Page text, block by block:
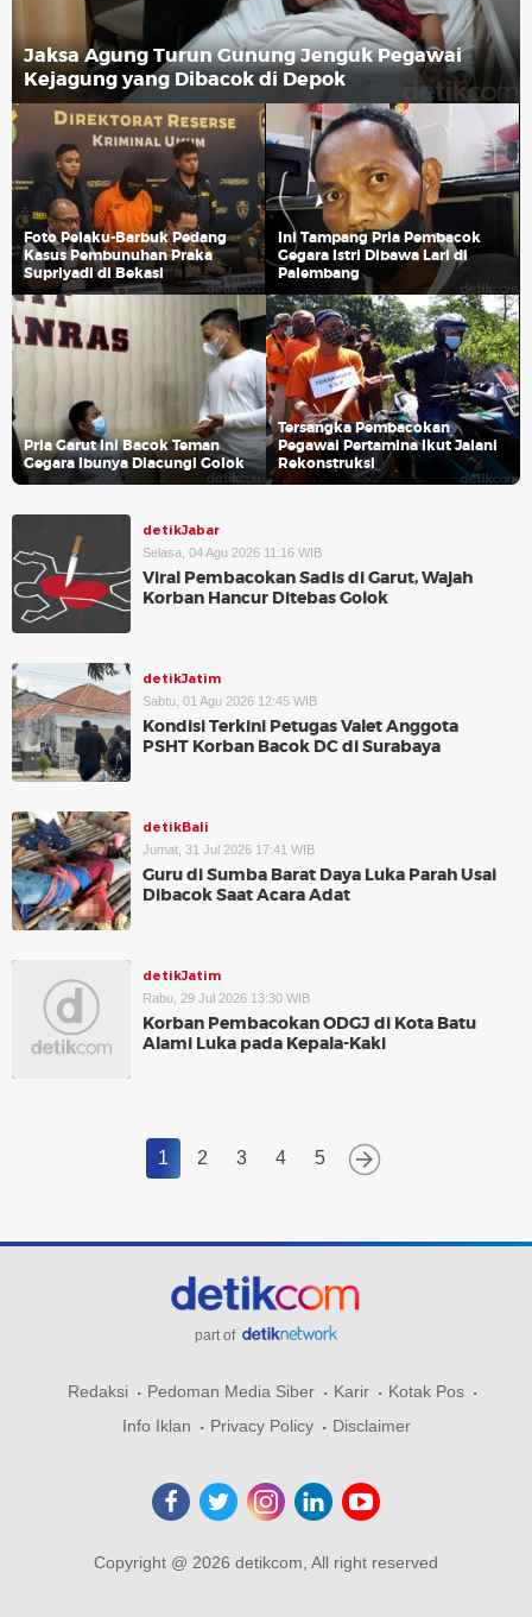
Jaksa Agung Turun Gunung Jenguk Pegawai
Kejagung yang Dibacok di Depok
Foto Pelaku-Barbuk Pedang
Kasus Pembunuhan Praka
Supriyadi di Bekasi
Ini Tampang Pria Pembacok
Gegara Istri Dibawa Lari di
Palembang
Pria Garut Ini Bacok Teman
Gegara Ibunya Diacungi Golok
Tersangka Pembacokan
Pegawai Pertamina Ikut Jalani
Rekonstruksi
detikJabar
Selasa, 04 Agu 2026 11:16 WIB
Viral Pembacokan Sadis di Garut, Wajah
Korban Hancur Ditebas Golok
detikJatim
Sabtu, 01 Agu 2026 12:45 WIB
Kondisi Terkini Petugas Valet Anggota
PSHT Korban Bacok DC di Surabaya
detikBali
Jumat, 31 Jul 2026 17:41 WIB
Guru di Sumba Barat Daya Luka Parah Usai
Dibacok Saat Acara Adat
detikJatim
Rabu, 29 Jul 2026 13:30 WIB
Korban Pembacokan ODGJ di Kota Batu
Alami Luka pada Kepala-Kaki
1 2 3 4 5
part of
Redaksi Pedoman Media Siber Karir
Kotak Pos
Info Iklan
Privacy Policy Disclaimer
Copyright @ 2026 detikcom, All right reserved